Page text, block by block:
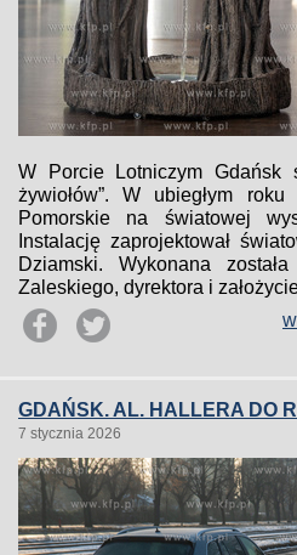
W Porcie Lotniczym Gdańsk
żywiołów”. W ubiegłym roku
Pomorskie na światowej
Instalację zaprojektował
Dziamski. Wykonana
Zaleskiego, dyrektora i
GDAŃSK. AL. HALLERA DO
7 stycznia 2026